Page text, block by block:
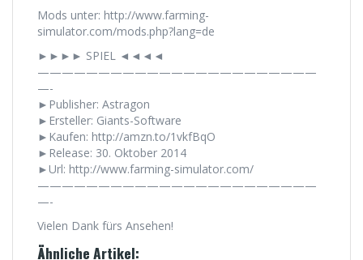
Mods unter: http://www.farming-
simulator.com/mods.php?lang=de
►►►► SPIEL ◄◄◄◄
———————————————————————
—-
►Publisher: Astragon
►Ersteller: Giants-Software
►Kaufen: http://amzn.to/1vkfBqO
►Release: 30. Oktober 2014
►Url: http://www.farming-simulator.com/
———————————————————————
—-
Vielen Dank fürs Ansehen!
Ähnliche Artikel: